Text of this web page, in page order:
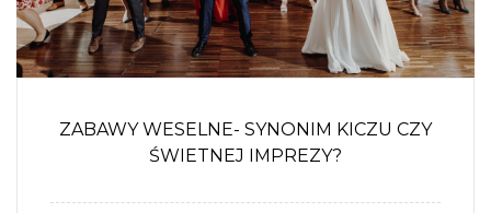
ZABAWY WESELNE- SYNONIM KICZU CZY
ŚWIETNEJ IMPREZY?